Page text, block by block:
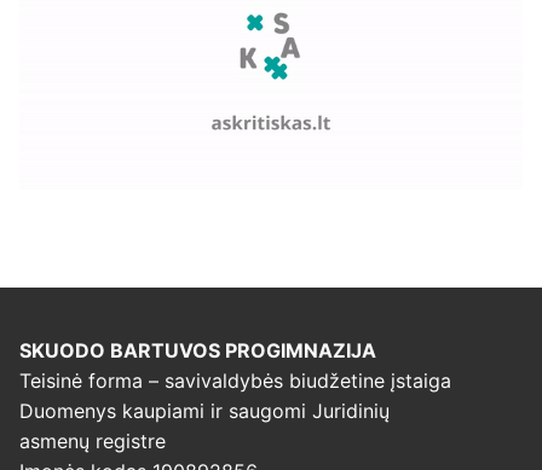
SKUODO BARTUVOS PROGIMNAZIJA
Teisinė forma – savivaldybės biudžetine įstaiga
Duomenys kaupiami ir saugomi Juridinių
asmenų registre